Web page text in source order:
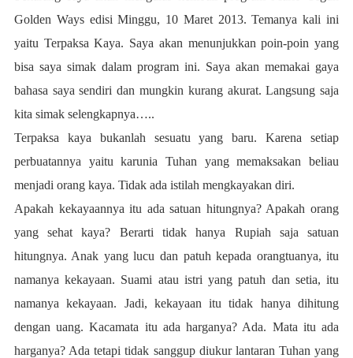
Golden Ways edisi Minggu, 10 Maret 2013. Temanya kali ini
yaitu Terpaksa Kaya. Saya akan menunjukkan poin-poin yang
bisa saya simak dalam program ini. Saya akan memakai gaya
bahasa saya sendiri dan mungkin kurang akurat. Langsung saja
kita simak selengkapnya…..
Terpaksa kaya bukanlah sesuatu yang baru. Karena setiap
perbuatannya yaitu karunia Tuhan yang memaksakan beliau
menjadi orang kaya. Tidak ada istilah mengkayakan diri.
Apakah kekayaannya itu ada satuan hitungnya? Apakah orang
yang sehat kaya? Berarti tidak hanya Rupiah saja satuan
hitungnya. Anak yang lucu dan patuh kepada orangtuanya, itu
namanya kekayaan. Suami atau istri yang patuh dan setia, itu
namanya kekayaan. Jadi, kekayaan itu tidak hanya dihitung
dengan uang. Kacamata itu ada harganya? Ada. Mata itu ada
harganya? Ada tetapi tidak sanggup diukur lantaran Tuhan yang